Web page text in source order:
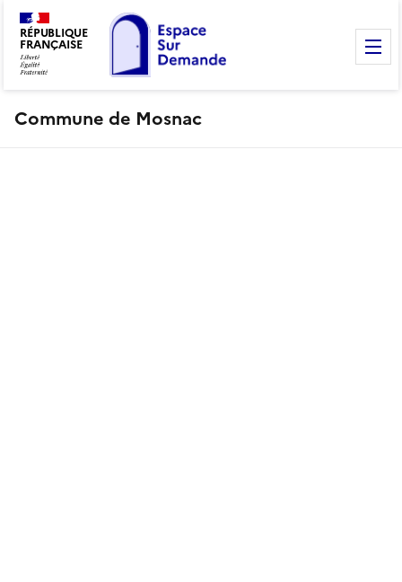
RÉPUBLIQUE
FRANÇAISE
Commune de Mosnac